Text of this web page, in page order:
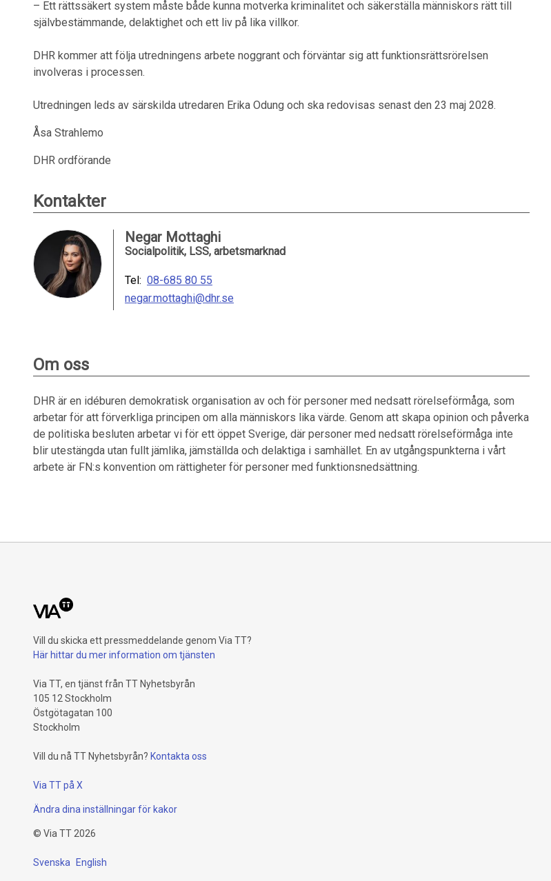
– Ett rättssäkert system måste både kunna motverka kriminalitet och säkerställa människors rätt till
självbestämmande, delaktighet och ett liv på lika villkor.
DHR kommer att följa utredningens arbete noggrant och förväntar sig att funktionsrättsrörelsen
involveras i processen.
Utredningen leds av särskilda utredaren Erika Odung och ska redovisas senast den 23 maj 2028.
Åsa Strahlemo
DHR ordförande
Kontakter
Negar Mottaghi
Socialpolitik, LSS, arbetsmarknad
Tel: 08-685 80 55
negar.mottaghi@dhr.se
Om oss
DHR är en idéburen demokratisk organisation av och för personer med nedsatt rörelseförmåga, som
arbetar för att förverkliga principen om alla människors lika värde. Genom att skapa opinion och påverka
de politiska besluten arbetar vi för ett öppet Sverige, där personer med nedsatt rörelseförmåga inte
blir utestängda utan fullt jämlika, jämställda och delaktiga i samhället. En av utgångspunkterna i vårt
arbete är FN:s konvention om rättigheter för personer med funktionsnedsättning.
Vill du skicka ett pressmeddelande genom Via TT?
Här hittar du mer information om tjänsten
Via TT, en tjänst från TT Nyhetsbyrån
105 12 Stockholm
Östgötagatan 100
Stockholm
Vill du nå TT Nyhetsbyrån? Kontakta oss
Via TT på X
Ändra dina inställningar för kakor
© Via TT 2026
Svenska English